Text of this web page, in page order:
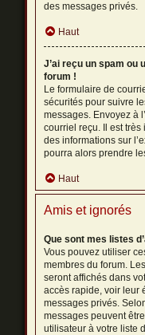
des messages privés.
Haut
J’ai reçu un spam ou
forum !
Le formulaire de
sécurités pour suivre
messages. Envoyez à
courriel reçu. Il est très
des informations sur
pourra alors prendre
Haut
Amis et ignorés
Que sont mes listes
Vous pouvez utiliser
membres du forum.
seront affichés dans
accès rapide, voir leur
messages privés.
messages peuvent
utilisateur à votre liste